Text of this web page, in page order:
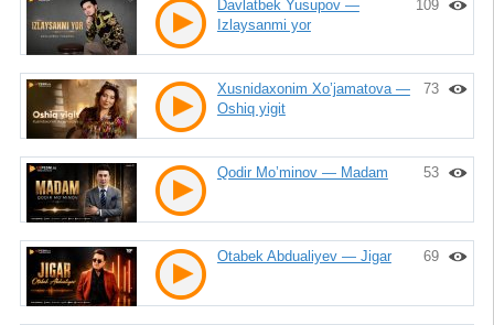
109
Davlatbek Yusupov —
Izlaysanmi yor
73
Xusnidaxonim Xo’jamatova —
Oshiq yigit
53
Qodir Mo’minov — Madam
69
Otabek Abdualiyev — Jigar